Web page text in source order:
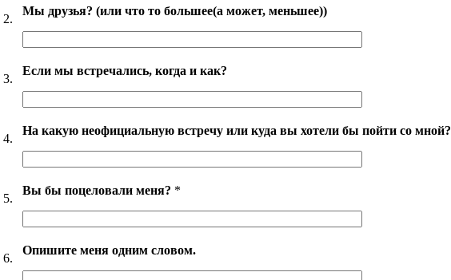
2.
Мы друзья? (или что то большее(а может, меньшее))
3.
Если мы встречались, когда и как?
4.
На какую неофициальную встречу или куда вы хотели бы пойти со мной?
5.
Вы бы поцеловали меня? *
6.
Опишите меня одним словом.